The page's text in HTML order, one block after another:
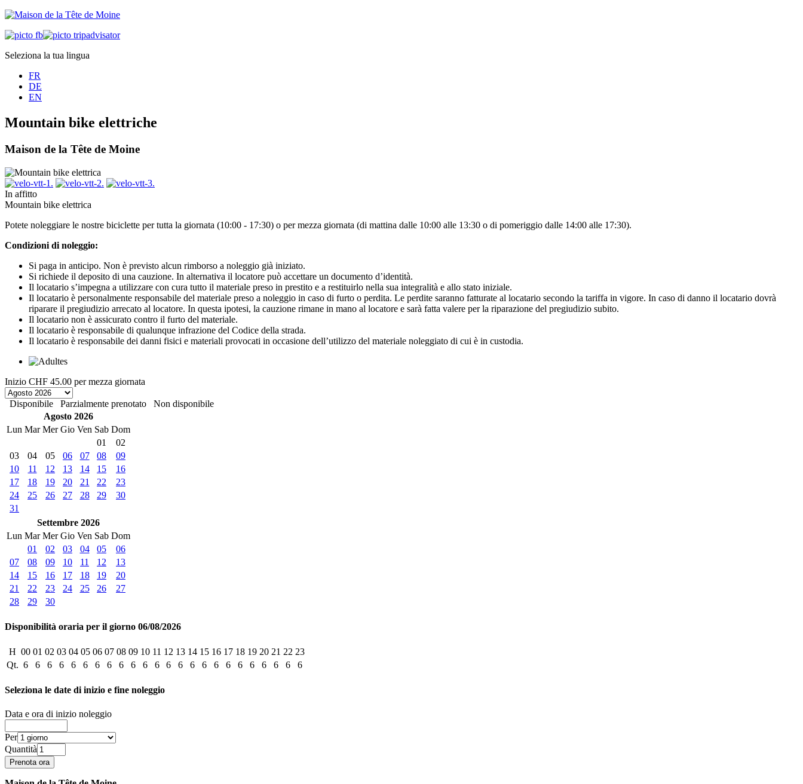
Seleziona la tua lingua
FR
DE
EN
Mountain bike elettriche
Maison de la Tête de Moine
In affitto
Mountain bike elettrica
Potete noleggiare le nostre biciclette per tutta la giornata (10:00 - 17:30) o per mezza giornata (di mattina dalle 10:00 alle 13:30 o di pomeriggio dalle 14:00 alle 17:30).
Condizioni di noleggio:
Si paga in anticipo. Non è previsto alcun rimborso a noleggio già iniziato.
Si richiede il deposito di una cauzione. In alternativa il locatore può accettare un documento d’identità.
Il locatario s’impegna a utilizzare con cura tutto il materiale preso in prestito e a restituirlo nella sua integralità e allo stato iniziale.
Il locatario è personalmente responsabile del materiale preso a noleggio in caso di furto o perdita. Le perdite saranno fatturate al locatario secondo la tariffa in vigore. In caso di danno il locatario dovrà
riparare il pregiudizio arrecato al locatore. In questa ipotesi, la cauzione rimane in mano al locatore e sarà fatta valere per la riparazione del pregiudizio subito.
Il locatario non è assicurato contro il furto del materiale.
Il locatario è responsabile di qualunque infrazione del Codice della strada.
Il locatario è responsabile dei danni fisici e materiali provocati in occasione dell’utilizzo del materiale noleggiato di cui è in custodia.
Inizio CHF 45.00 per mezza giornata
Disponibile Parzialmente prenotato
Non disponibile
Agosto 2026
Lun Mar Mer Gio Ven Sab Dom
01
02
03
04 05 06 07 08
09
10
11 12 13 14 15
16
17
18 19 20 21 22
23
24
25 26 27 28 29
30
31
Settembre 2026
Lun Mar Mer Gio Ven Sab Dom
01
02 03 04 05
06
07
08 09 10 11 12
13
14
15 16 17 18 19
20
21
22 23 24 25 26
27
28
29 30
Disponibilità oraria per il giorno 06/08/2026
H 00 01 02 03 04 05 06 07 08 09 10 11 12 13 14 15 16 17 18 19 20 21 22 23
Qt. 6 6 6 6 6 6 6 6 6 6 6 6 6 6 6 6 6 6 6 6 6 6 6 6
Seleziona le date di inizio e fine noleggio
Data e ora di inizio noleggio
Per
Quantità